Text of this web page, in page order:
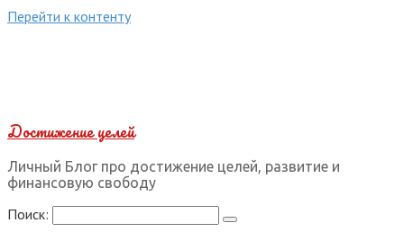
Перейти к контенту
Достижение целей
Личный Блог про достижение целей, развитие и
финансовую свободу
Поиск: